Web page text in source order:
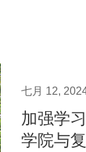
七月 12,
加强学
学院与